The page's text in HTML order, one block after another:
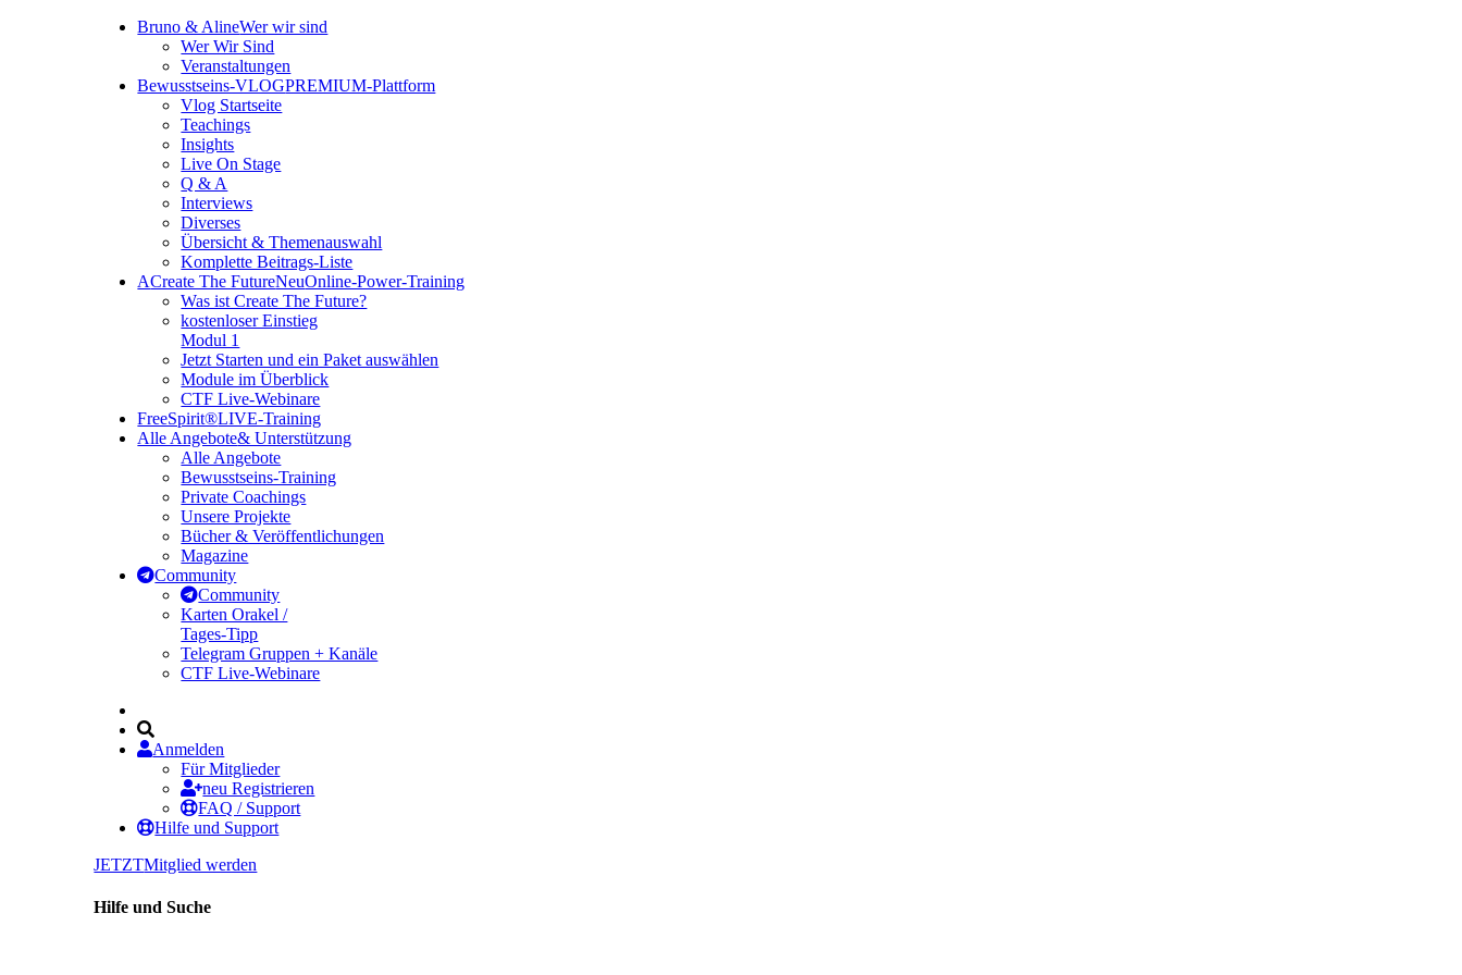
Bruno & AlineWer wir sind
Wer Wir Sind
Veranstaltungen
Bewusstseins-VLOGPREMIUM-Plattform
Vlog Startseite
Teachings
Insights
Live On Stage
Q & A
Interviews
Diverses
Übersicht & Themenauswahl
Komplette Beitrags-Liste
ACreate The FutureNeuOnline-Power-Training
Was ist Create The Future?
kostenloser Einstieg
Modul 1
Jetzt Starten und ein Paket auswählen
Module im Überblick
CTF Live-Webinare
FreeSpirit®LIVE-Training
Alle Angebote& Unterstützung
Alle Angebote
Bewusstseins-Training
Private Coachings
Unsere Projekte
Bücher & Veröffentlichungen
Magazine
Community
Community
Karten Orakel /
Tages-Tipp
Telegram Gruppen + Kanäle
CTF Live-Webinare
Anmelden
Für Mitglieder
neu Registrieren
FAQ / Support
Hilfe und Support
JETZTMitglied werden
Hilfe und Suche